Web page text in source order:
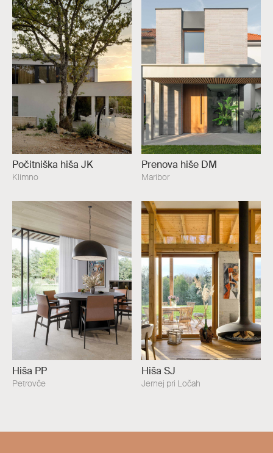
Počitniška hiša JK
Klimno
Prenova hiše DM
Maribor
Hiša PP
Petrovče
Hiša SJ
Jernej pri Ločah